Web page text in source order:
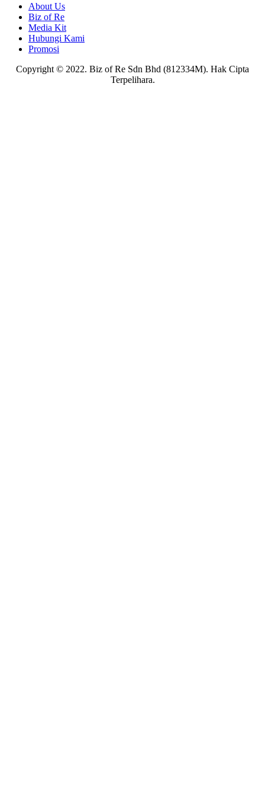
About Us
Biz of Re
Media Kit
Hubungi Kami
Promosi
Copyright © 2022. Biz of Re Sdn Bhd (812334M). Hak Cipta
Terpelihara.